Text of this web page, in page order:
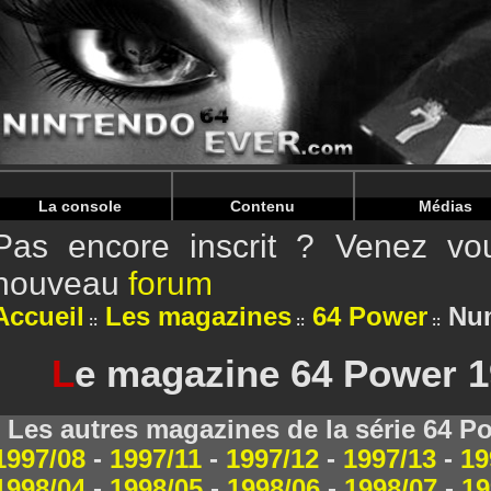
Warning: Undefined array key "HTTP_REFERER" in /
Warning: Undefined array key "HTTP_REFERER" in /
La console Contenu Médias
encore inscrit ? Venez
forum
Les magazines 64 Power
Le magazine 64 Power
Les autres magazines de la série 64
08 - 1997/11 - 1997/12 - 1997/13 -